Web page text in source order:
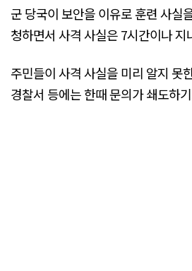
군 당국이 보안을 이유로 훈련 사실
청하면서 사격 사실은 7시간이나 지
주민들이 사격 사실을 미리 알지 못
경찰서 등에는 한때 문의가 쇄도하